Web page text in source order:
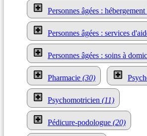
Personnes âgées : hébergement
Personnes âgées : services
Personnes âgées : soins à
Pharmacie (30)
Psychomotricien (11)
Pédicure-podologue (20)